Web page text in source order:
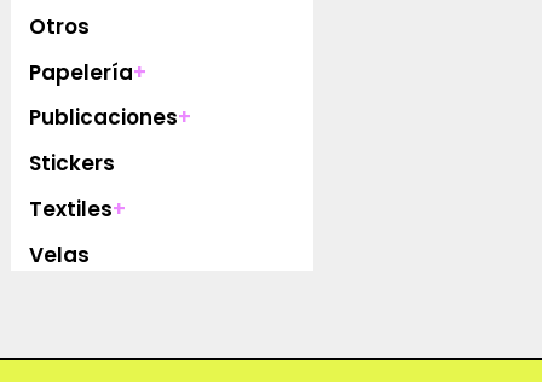
Otros
Papelería+
Publicaciones+
Stickers
Textiles+
Velas